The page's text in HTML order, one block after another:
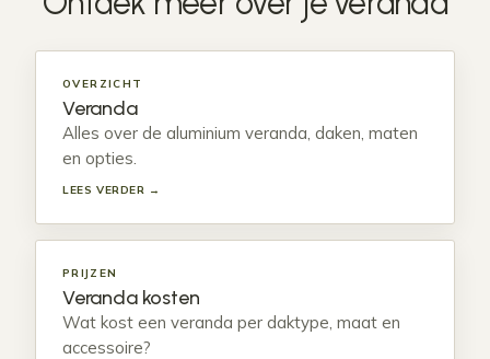
OVERZICHT
Veranda
Alles over de aluminium veranda, daken, maten
en opties.
LEES VERDER →
PRIJZEN
Veranda kosten
Wat kost een veranda per daktype, maat en
accessoire?